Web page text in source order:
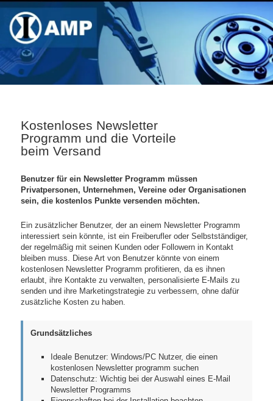
Kostenloses Newsletter
Programm und die Vorteile
beim Versand
Benutzer für ein Newsletter Programm müssen
Privatpersonen, Unternehmen, Vereine oder Organisationen
sein, die kostenlos Punkte versenden möchten.
Ein zusätzlicher Benutzer, der an einem Newsletter Programm
interessiert sein könnte, ist ein Freiberufler oder Selbstständiger,
der regelmäßig mit seinen Kunden oder Followern in Kontakt
bleiben muss. Diese Art von Benutzer könnte von einem
kostenlosen Newsletter Programm profitieren, da es ihnen
erlaubt, ihre Kontakte zu verwalten, personalisierte E-Mails zu
senden und ihre Marketingstrategie zu verbessern, ohne dafür
zusätzliche Kosten zu haben.
Grundsätzliches
Ideale Benutzer: Windows/PC Nutzer, die einen
kostenlosen Newsletter programm suchen
Datenschutz: Wichtig bei der Auswahl eines E-Mail
Newsletter Programms